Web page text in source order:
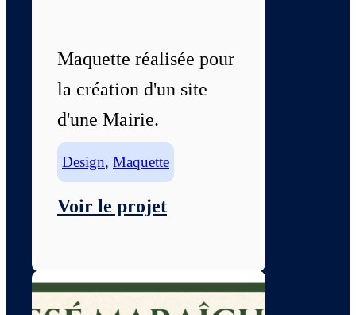
Maquette réalisée pour
la création d'un site
d'une Mairie.
Design, Maquette
Voir le projet